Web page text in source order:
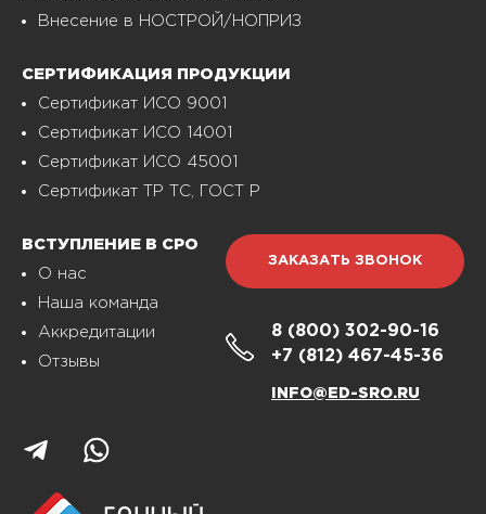
Внесение в НОСТРОЙ/НОПРИЗ
СЕРТИФИКАЦИЯ ПРОДУКЦИИ
Сертификат ИСО 9001
Сертификат ИСО 14001
Сертификат ИСО 45001
Сертификат ТР ТС, ГОСТ Р
ВСТУПЛЕНИЕ В СРО
О нас
Наша команда
Аккредитации
Отзывы
ЗАКАЗАТЬ ЗВОНОК
8 (800) 302-90-16
+7 (812) 467-45-36
INFO@ED-SRO.RU